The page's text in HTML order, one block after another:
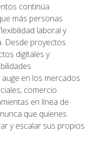
continúa
más personas
laboral y
Desde proyectos
digitales y
en los mercados
comercio
en línea de
que quienes
y escalar sus propios